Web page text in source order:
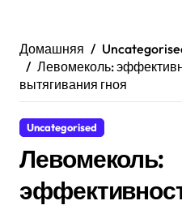
Домашняя
Левомеколь:
вытягивания гноя
Uncategorised
Левомеколь: